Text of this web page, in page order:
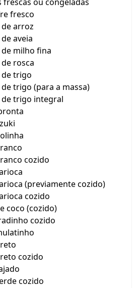
fresco
arroz
aveia
milho fina
rosca
de trigo
trigo (para a massa)
de trigo integral
cozido
(previamente cozido)
cozido
coco (cozido)
cozido
cozido
cozido